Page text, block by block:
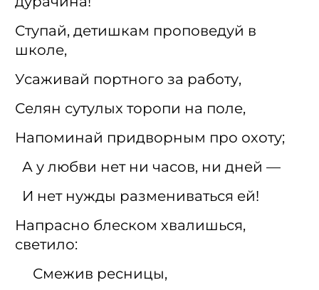
Ступай, детишкам проповедуй в
школе,
Усаживай портного за работу,
Селян сутулых торопи на поле,
Напоминай придворным про охоту;
А у любви нет ни часов, ни дней —
И нет нужды размениваться ей!
Напрасно блеском хвалишься,
светило:
Смежив ресницы,